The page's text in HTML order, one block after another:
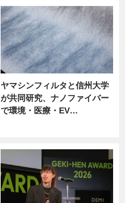
ヤマシンフィルタと信州大学
が共同研究、ナノファイバー
で環境・医療・EV…